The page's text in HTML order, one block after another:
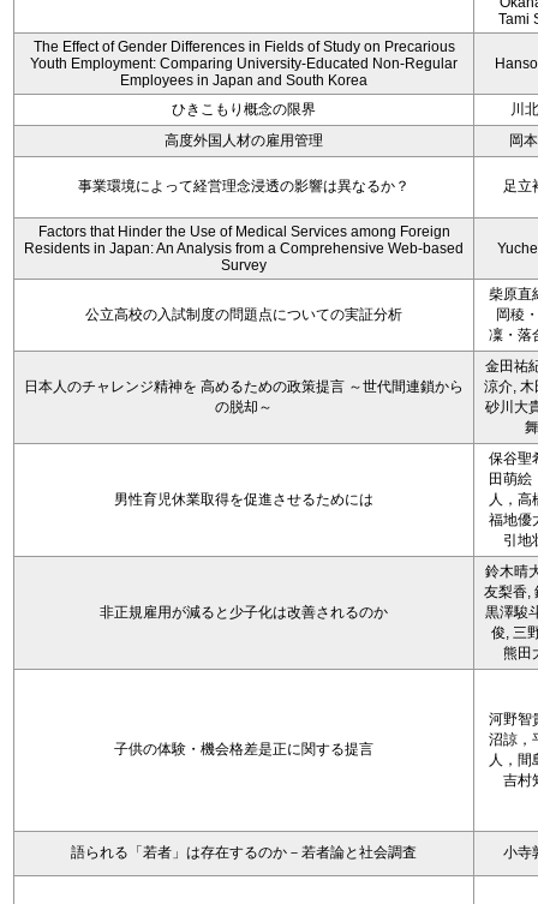
Tami
The Effect of Gender Differences in Fields of Study on Precarious
Youth Employment: Comparing University-Educated Non-Regular
Employees in Japan and South Korea
ひきこもり概念の限界
川
高度外国人材の雇用管理
岡
事業環境によって経営理念浸透の影響は異なるか？ 足立
Factors that Hinder the Use of Medical Services among Foreign
Residents in Japan: An Analysis from a Comprehensive Web-based
Survey
公立高校の入試制度の問題点についての実証分析
柴原直
岡稜
凜・落
日本人のチャレンジ精神を 高めるための政策提言 ～世代間連鎖から
の脱却～
金田祐
涼介, 木
砂川大
舞
男性育児休業取得を促進させるためには
保谷聖
田萌絵
人，高
福地優
引地
非正規雇用が減ると少子化は改善されるのか
鈴木晴
友梨香,
黒澤駿
俊, 三
熊田
子供の体験・機会格差是正に関する提言
河野智
沼諒，
人，間
吉村
語られる「若者」は存在するのか－若者論と社会調査 小寺